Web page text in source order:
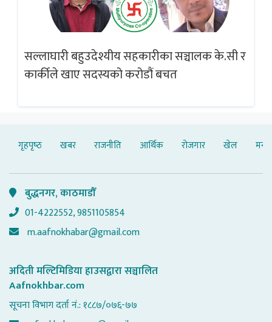
सल्लाघारी बहुउदेश्यीय सहकारीका सञ्चालक के.सी र
कार्कीले खाए सदस्यको करोडौं बचत
गृहपृष्‍ठ खबर राजनीति आर्थिक रोजगार खेल
बुद्धनगर, काठमाडौँ
01-4222552, 9851105854
m.aafnokhabar@gmail.com
अदिती मल्टिमिडिया हाउसद्वारा सञ्चालित
Aafnokhbar.com
सूचना विभाग दर्ता नं.: १८८७/०७६-७७